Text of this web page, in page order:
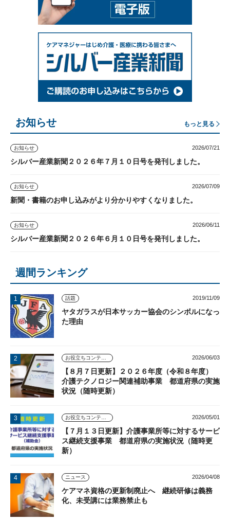
お知らせ もっと見る
お知らせ 2026/07/21
シルバー産業新聞２０２６年７月１０日号を発刊しました。
お知らせ 2026/07/09
新聞・書籍のお申し込みがより分かりやすくなりました。
お知らせ 2026/06/11
シルバー産業新聞２０２６年６月１０日号を発刊しました。
週間ランキング
話題 2019/11/09
ヤタガラスが日本サッカー協会のシンボルになっ
た理由
2026/06/03
【８月７日更新】２０２６年度（令和８年度）
介護テクノロジー関連補助事業 都道府県の実施
状況（随時更新）
2026/05/01
【７月１３日更新】介護事業所等に対するサービ
ス継続支援事業 都道府県の実施状況（随時更
新）
ニュース 2026/04/08
ケアマネ資格の更新制廃止へ 継続研修は義務
化、未受講には業務禁止も